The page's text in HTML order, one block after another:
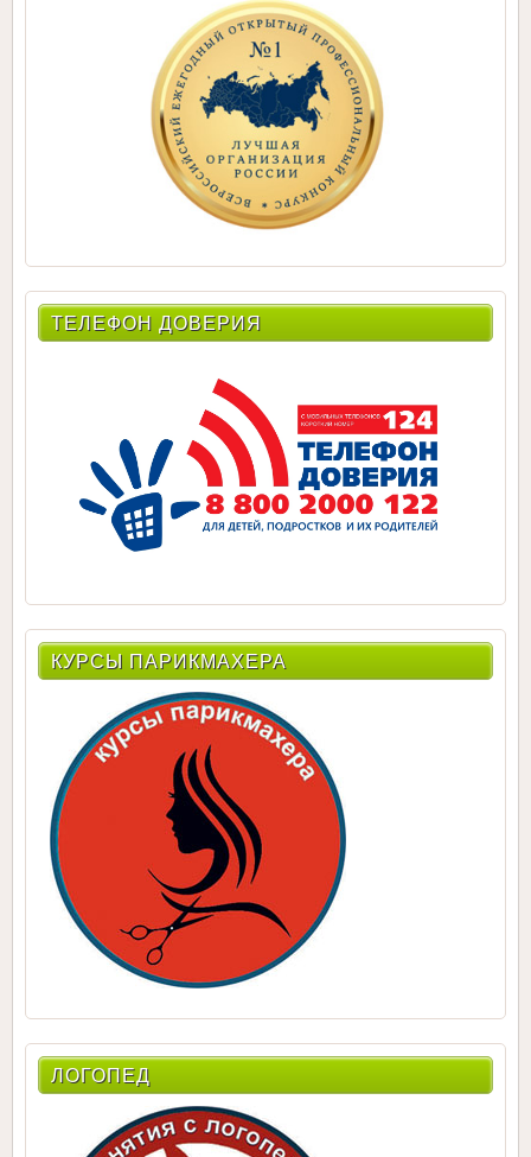
ТЕЛЕФОН ДОВЕРИЯ
КУРСЫ ПАРИКМАХЕРА
ЛОГОПЕД